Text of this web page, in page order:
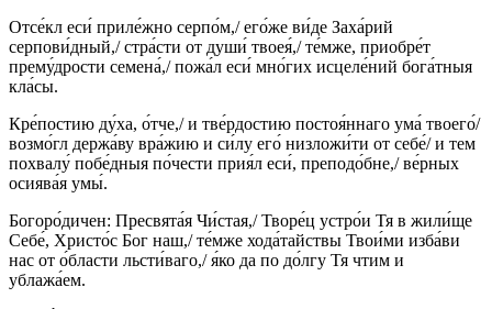
Отсе́кл еси́ приле́жно серпо́м,/ его́же ви́де Заха́рий
серпови́дный,/ стра́сти от души́ твоея́,/ те́мже, приобре́т
прему́дрости семена́,/ пожа́л еси́ мно́гих исцеле́ний бога́тныя
кла́сы.
Кре́постию ду́ха, о́тче,/ и тве́рдостию постоя́ннаго ума́ твоего́/
возмо́гл держа́ву вра́жию и си́лу его́ низложи́ти от себе́/ и тем
похвалу́ побе́дныя по́чести прия́л еси́, преподо́бне,/ ве́рных
осиява́я умы́.
Богоро́дичен: Пресвята́я Чи́стая,/ Творе́ц устро́и Тя в жили́ще
Себе́, Христо́с Бог наш,/ те́мже хода́тайствы Твои́ми изба́ви
нас от о́бласти льсти́ваго,/ я́ко да по до́лгу Тя чтим и
ублажа́ем.